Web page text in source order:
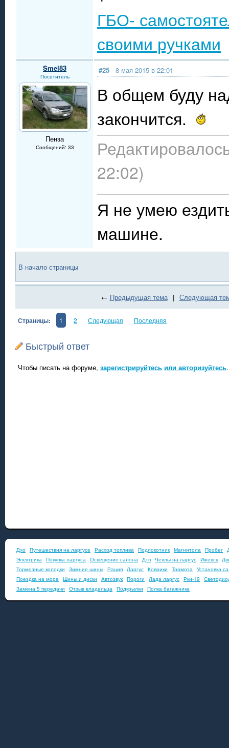
ГБО-
своими ручками
Smel83
Посетитель
Пенза
Сообщений: 33
#25 - 8 мая 2015 в 22:01
В общем буду
закончится.
22:02)
Я не умею
машине.
В начало страницы
← Предыдущая тема | Следующая
Страницы: 1 2 Следующая Последняя
Быстрый ответ
Чтобы писать на форуме, зарегистрируйтесь или авторизуйтесь.
Дхо Путешествия на ларгусе Расход топлива Подлокотник Магнитола Пробег
Электрика Покупка ларгуса Освещение салона Дтп Чехлы на ларгус Ижевск
Тормозные колодки
Зимние шины Рация Ларгус Коврики Тормоза Установка
Поездка на море
Шины и диски Автозвук Пороги Лада ларгус Рки-19
Замена 5 передачи
Отзыв владельца Подкрылки Полка багажника